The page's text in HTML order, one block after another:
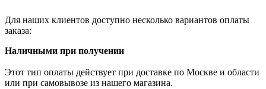
Для наших клиентов доступно несколько вариантов оплаты
заказа:
Наличными при получении
Этот тип оплаты действует при доставке по Москве и области
или при самовывозе из нашего магазина.